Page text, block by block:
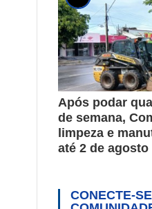
Após podar
de semana,
limpeza e
até 2 de agosto
CONECTE-